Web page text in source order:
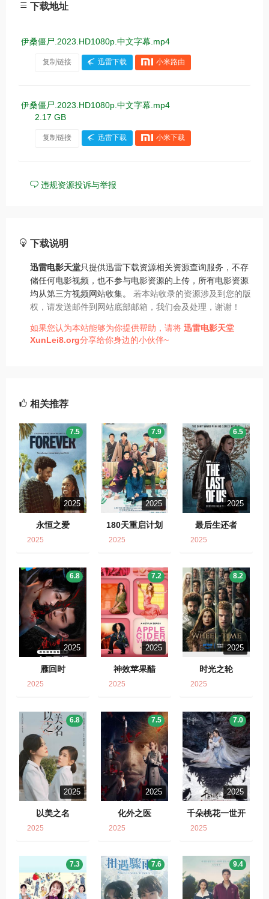
下载地址
伊桑僵尸.2023.HD1080p.中文字幕.mp4
复制链接 迅雷下载 小米路由
伊桑僵尸.2023.HD1080p.中文字幕.mp4
2.17 GB
复制链接 迅雷下载 小米下载
违规资源投诉与举报
下载说明
迅雷电影天堂只提供迅雷下载资源相关资源查询服务，不存
储任何电影视频，也不参与电影资源的上传，所有电影资源
均从第三方视频网站收集。 若本站收录的资源涉及到您的版
权，请发送邮件到网站底部邮箱，我们会及处理，谢谢！
如果您认为本站能够为你提供帮助，请将 迅雷电影天堂
XunLei8.org分享给你身边的小伙伴~
相关推荐
2025
永恒之爱
7.5
2025
2025
180天重启计划
7.9
2025
2025
最后生还者
6.5
2025
2025
雁回时
6.8
2025
2025
神效苹果醋
7.2
2025
2025
时光之轮
8.2
2025
2025
以美之名
6.8
2025
2025
化外之医
7.5
2025
2025
千朵桃花一世开
7.0
2025
7.3 7.6 9.4